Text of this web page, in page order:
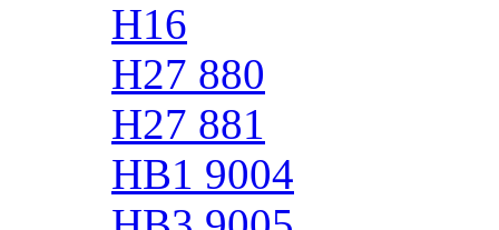
H16
H27 880
H27 881
HB1 9004